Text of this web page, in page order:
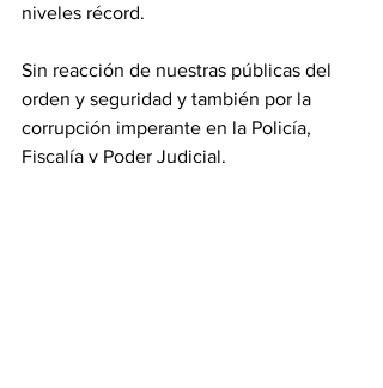
niveles récord.
Sin reacción de nuestras públicas del
orden y seguridad y también por la
corrupción imperante en la Policía,
Fiscalía y Poder Judicial.